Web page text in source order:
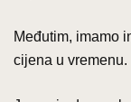
Međutim, imamo
cijena u vremenu.